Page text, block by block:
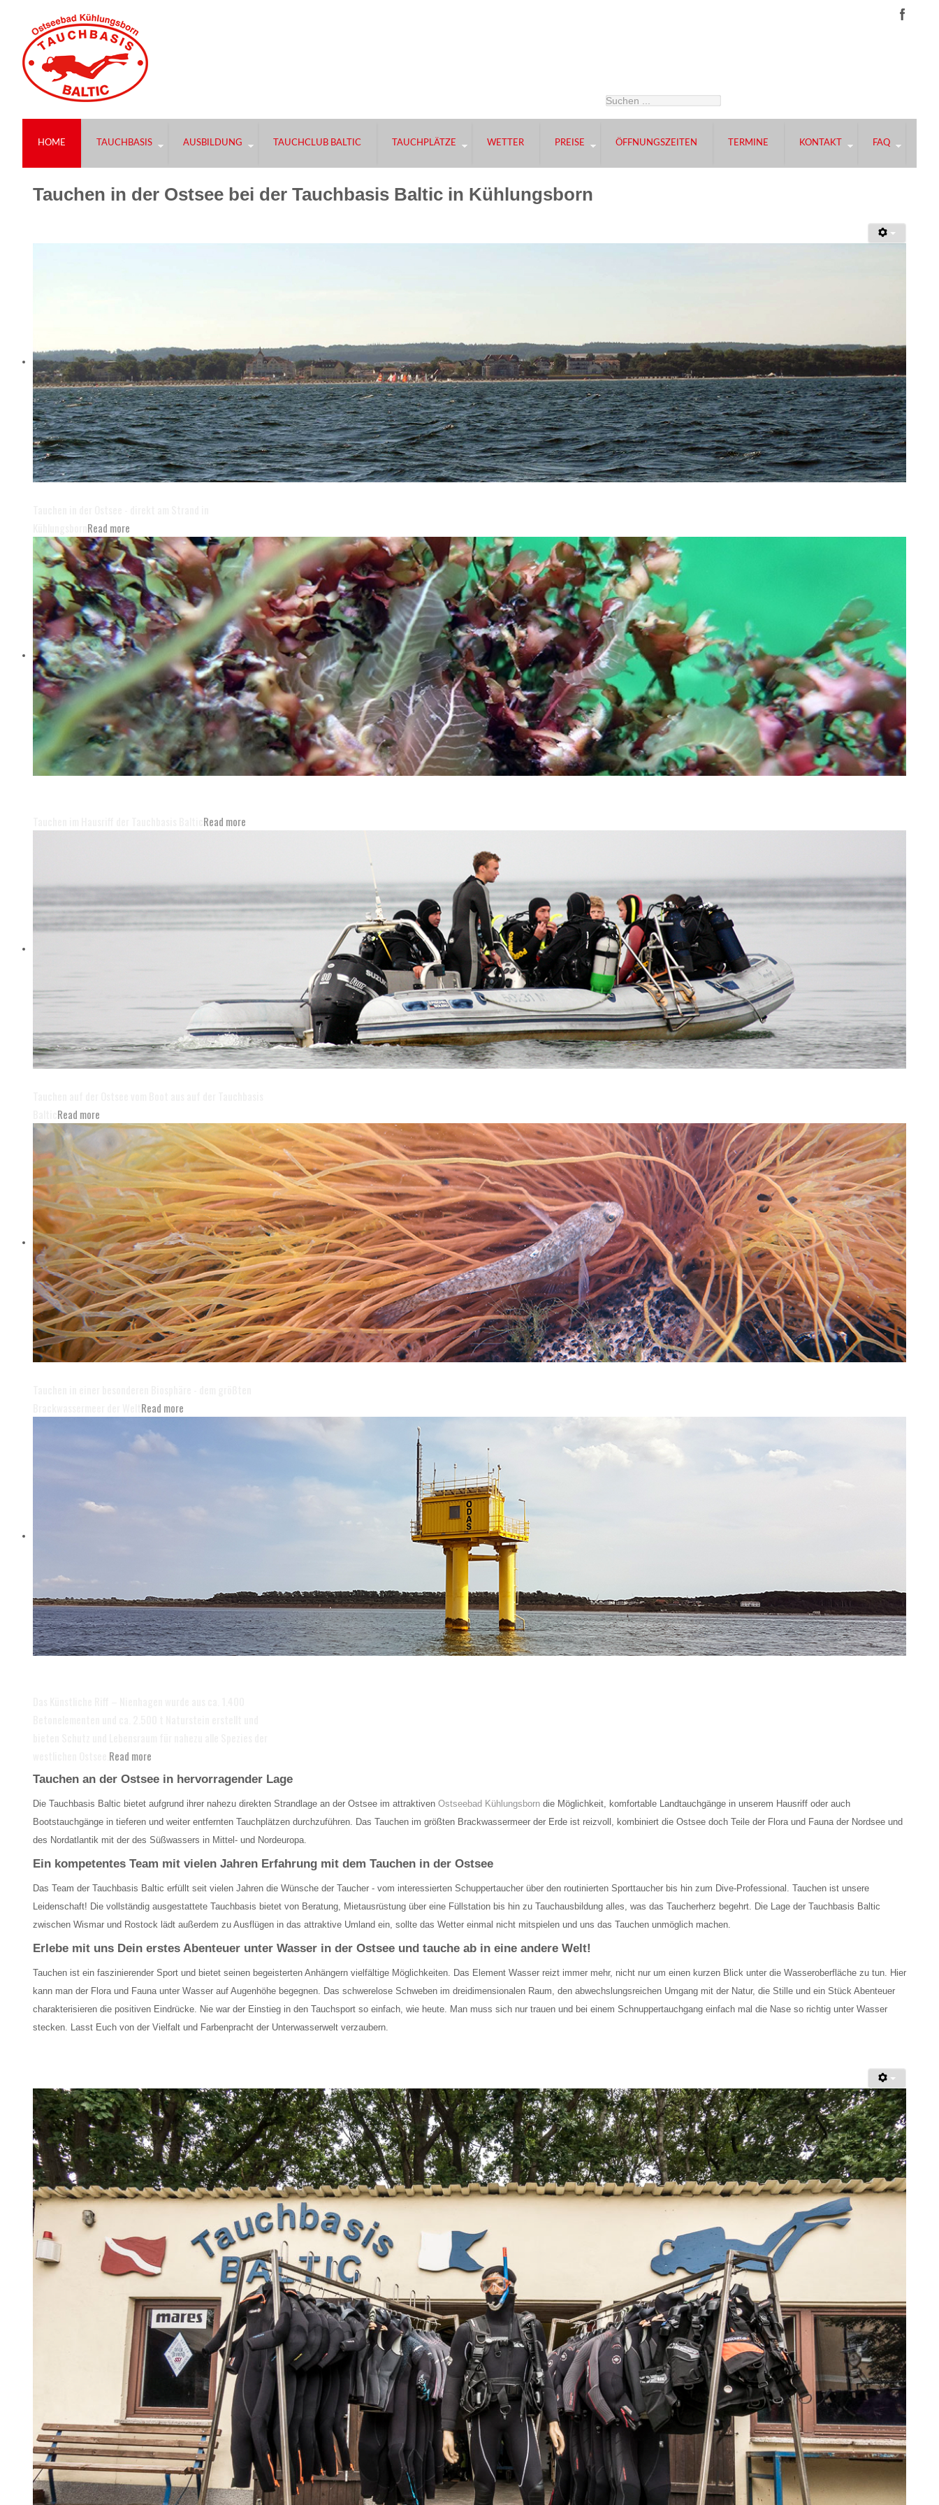
HOME TAUCHBASIS AUSBILDUNG TAUCHCLUB BALTIC TAUCHPLÄTZE WETTER PREISE ÖFFNUNGSZEITEN TERMINE KONTAKT FAQ
Tauchen in der Ostsee bei der Tauchbasis Baltic in Kühlungsborn
Die Tauchbasis Baltic
Read more
Die Unterwasserwelt der Ostsee
Read more
Tauchausfahrten auf der Ostsee
Read more
Die Flora und Fauna der Ostsee
Read more
Bootsausfahrten zum Künstlichen
Read more
Tauchen an der Ostsee in hervorragender Lage
Die Tauchbasis Baltic bietet aufgrund ihrer nahezu direkten Strandlage an der Ostsee im attraktiven Ostseebad Kühlungsborn die Möglichkeit, komfortable Landtauchgänge in unserem Hausriff oder auch
Bootstauchgänge in tieferen und weiter entfernten Tauchplätzen durchzuführen. Das Tauchen im größten Brackwassermeer der Erde ist reizvoll, kombiniert die Ostsee doch Teile der Flora und Fauna der Nordsee und
des Nordatlantik mit der des Süßwassers in Mittel- und Nordeuropa.
Ein kompetentes Team mit vielen Jahren Erfahrung mit dem Tauchen in der Ostsee
Das Team der Tauchbasis Baltic erfüllt seit vielen Jahren die Wünsche der Taucher - vom interessierten Schuppertaucher über den routinierten Sporttaucher bis hin zum Dive-Professional. Tauchen ist unsere
Leidenschaft! Die vollständig ausgestattete Tauchbasis bietet von Beratung, Mietausrüstung über eine Füllstation bis hin zu Tauchausbildung alles, was das Taucherherz begehrt. Die Lage der Tauchbasis Baltic
zwischen Wismar und Rostock lädt außerdem zu Ausflügen in das attraktive Umland ein, sollte das Wetter einmal nicht mitspielen und uns das Tauchen unmöglich machen.
Erlebe mit uns Dein erstes Abenteuer unter Wasser in der Ostsee und tauche ab in eine andere Welt!
Tauchen ist ein faszinierender Sport und bietet seinen begeisterten Anhängern vielfältige Möglichkeiten. Das Element Wasser reizt immer mehr, nicht nur um einen kurzen Blick unter die Wasseroberfläche zu tun. Hier
kann man der Flora und Fauna unter Wasser auf Augenhöhe begegnen. Das schwerelose Schweben im dreidimensionalen Raum, den abwechslungsreichen Umgang mit der Natur, die Stille und ein Stück Abenteuer
charakterisieren die positiven Eindrücke. Nie war der Einstieg in den Tauchsport so einfach, wie heute. Man muss sich nur trauen und bei einem Schnuppertauchgang einfach mal die Nase so richtig unter Wasser
stecken. Lasst Euch von der Vielfalt und Farbenpracht der Unterwasserwelt verzaubern.